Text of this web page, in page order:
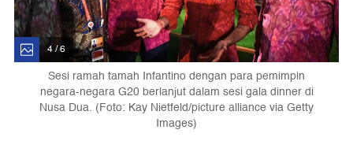
4 / 6
Sesi ramah tamah Infantino dengan para pemimpin
negara-negara G20 berlanjut dalam sesi gala dinner di
Nusa Dua. (Foto: Kay Nietfeld/picture alliance via Getty
Images)